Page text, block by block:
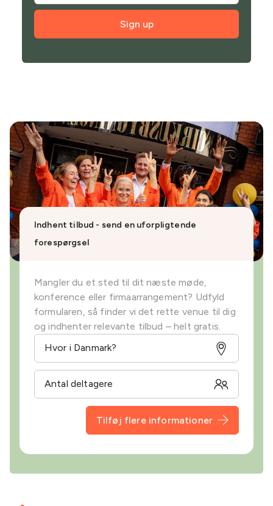
Sign up
Indhent tilbud - send en uforpligtende
forespørgsel
Mangler du et sted til dit næste møde,
konference eller firmaarrangement? Udfyld
formularen, så finder vi det rette venue til dig
og indhenter relevante tilbud – helt gratis.
Tilføj flere informationer